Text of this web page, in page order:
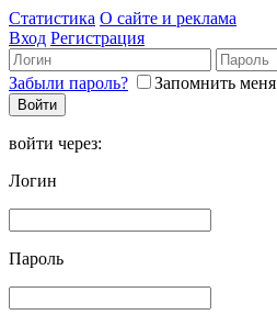
Статистика О сайте и реклама
Вход Регистрация
Забыли пароль? Запомнить меня
войти через:
Логин
Пароль